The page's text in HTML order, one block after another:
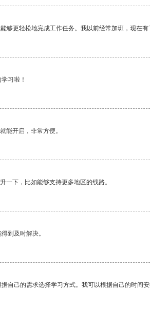
够更轻松地完成工作任务。我以前经常加班，现在
习啦！
能开启，非常方便。
一下，比如能够支持更多地区的线路。
到及时解决。
自己的需求选择学习方式。我可以根据自己的时间安